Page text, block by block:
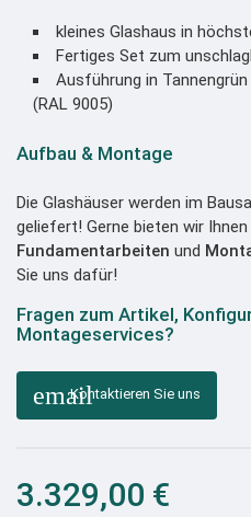
kleines Glashaus in
Fertiges Set zum
Ausführung in
(RAL 9005)
Aufbau & Montage
Die Glashäuser werden im
geliefert! Gerne bieten wir Ihnen
Fundamentarbeiten und
Sie uns dafür!
Fragen zum Artikel,
Montageservices?
emailKontaktieren Sie uns
3.329,00 €